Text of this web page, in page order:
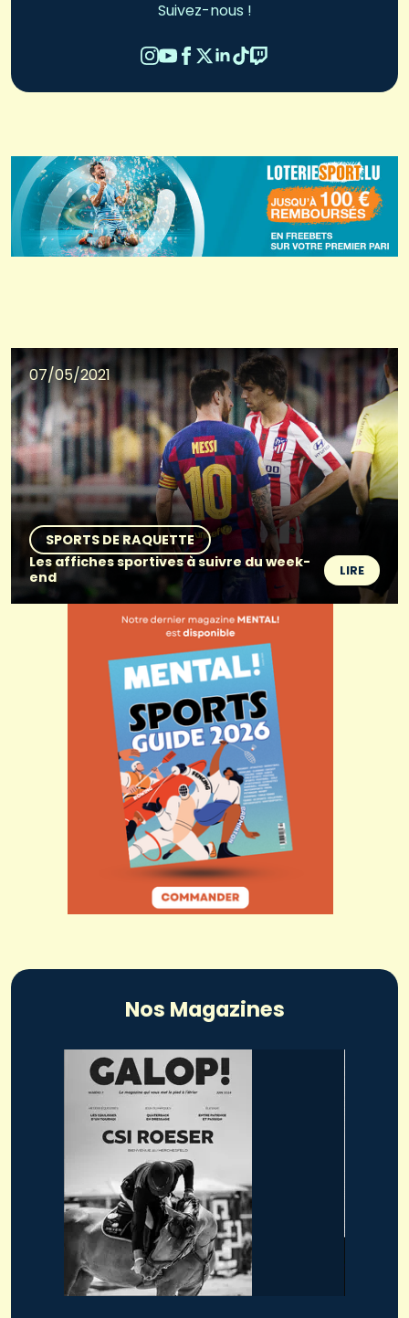
Suivez-nous !
07/05/2021
SPORTS DE RAQUETTE
Les affiches sportives à suivre du week-
end
LIRE
Nos Magazines